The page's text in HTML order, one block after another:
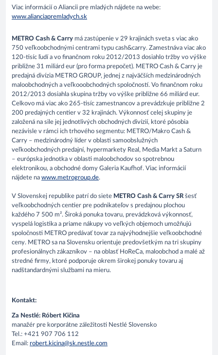
Viac informácií o Aliancii pre mladých nájdete na webe:
www.alianciapremladych.sk
METRO Cash & Carry má zastúpenie v 29 krajinách sveta s viac ako
750 veľkoobchodnými centrami typu cash&carry. Zamestnáva viac ako
120-tisíc ľudí a vo finančnom roku 2012/2013 dosiahlo tržby vo výške
približne 31 miliárd eur (pro forma prepočet). METRO Cash & Carry je
predajná divízia METRO GROUP, jednej z najväčších medzinárodných
maloobchodných a veľkooobchodných spoločností. Vo finančnom roku
2012/2013 dosiahla skupina tržby vo výške približne 66 miliárd eur.
Celkovo má viac ako 265-tisíc zamestnancov a prevádzkuje približne 2
200 predajných centier v 32 krajinách. Výkonnosť celej skupiny je
založená na sile jej jednotlivých obchodných divízií, ktoré pôsobia
nezávisle v rámci ich trhového segmentu: METRO/Makro Cash &
Carry – medzinárodný líder v oblasti samoobslužných
veľkoobchodných predajní, hypermarkety Real, Media Markt a Saturn
– európska jednotka v oblasti maloobchodov so spotrebnou
elektronikou, a obchodné domy Galeria Kaufhof. Viac informácií
nájdete na www.metrogroup.de.
V Slovenskej republike patrí do siete METRO Cash & Carry SRšesť
veľkoobchodných centier pre podnikateľov s predajnou plochou
každého 7 500 m². Široká ponuka tovaru, prevádzková výkonnosť,
vyspelá logistika a priame nákupy vo veľkých objemoch umožňujú
spoločnosti METRO predávať tovar za najvýhodnejšie veľkoobchodné
ceny. METRO sa na Slovensku orientuje predovšetkým na tri skupiny
profesionálnych zákazníkov – na oblasť HoReCa, maloobchod a malé až
stredné firmy, ktoré podporuje okrem širokej ponuky tovaru aj
nadštandardnými službami na mieru.
Kontakt:
Za Nestlé: Róbert Kičina
manažér pre korporátne záležitosti Nestlé Slovensko
Tel.: +421 907 706 112
Email: robert.kicina@sk.nestle.com